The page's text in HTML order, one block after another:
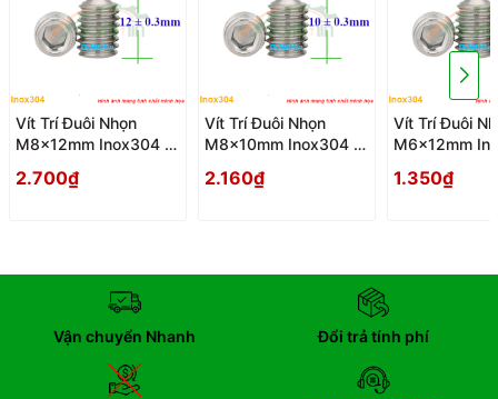
Vít Trí Đuôi Nhọn
M8x12mm Inox304 -
2.700₫
Vít Trí Đuôi Nhọn
M8x10mm Inox304 -
2.160₫
Vít Trí Đuôi
M6x12mm
1.350₫
Vận chuyển Nhanh Đổi trả tính phí